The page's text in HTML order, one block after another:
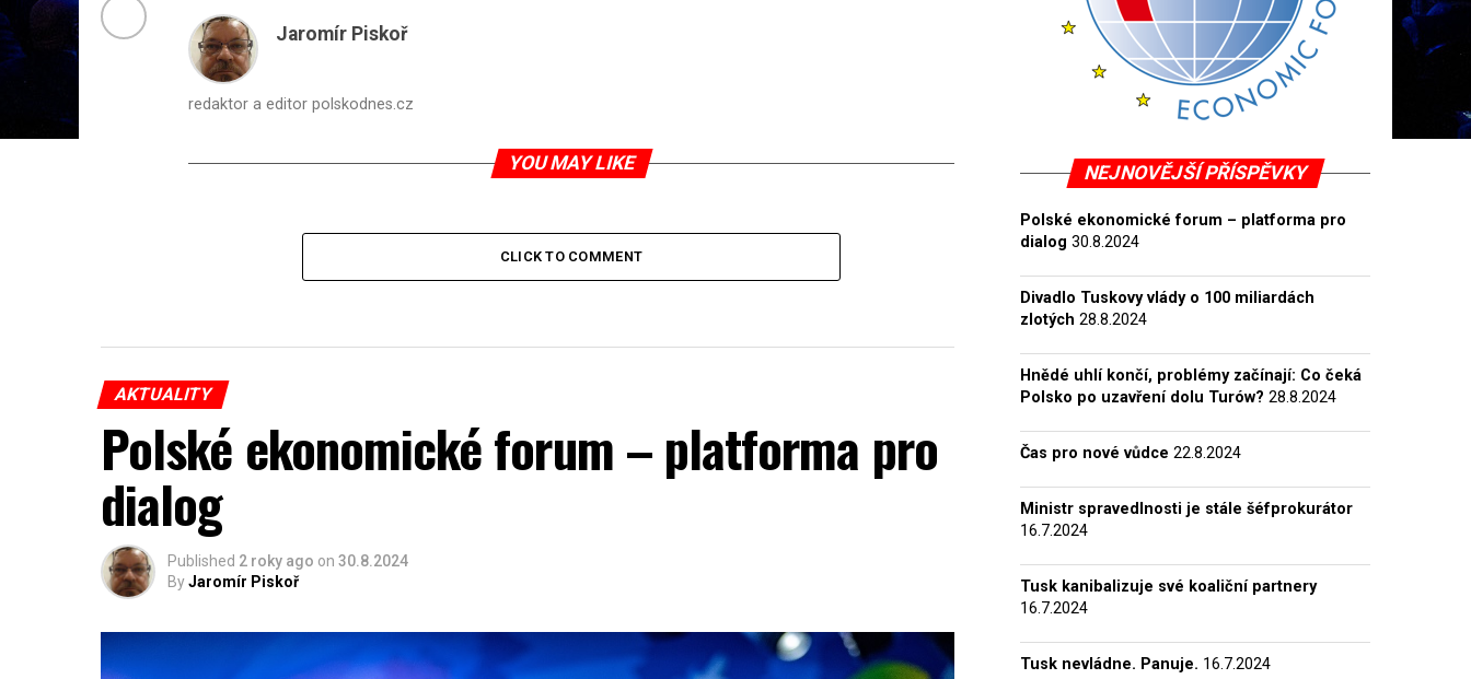
Jaromír Piskoř
redaktor a editor polskodnes.cz
YOU MAY LIKE
CLICK TO COMMENT
AKTUALITY
Polské ekonomické forum – platforma pro
dialog
Published 2 roky ago on 30.8.2024
ByJaromír Piskoř
NEJNOVĚJŠÍ PŘÍSPĚVKY
Polské ekonomické forum – platforma pro
dialog 30.8.2024
Divadlo Tuskovy vlády o 100 miliardách
zlotých 28.8.2024
Hnědé uhlí končí, problémy začínají: Co čeká
Polsko po uzavření dolu Turów? 28.8.2024
Čas pro nové vůdce 22.8.2024
Ministr spravedlnosti je stále šéfprokurátor
16.7.2024
Tusk kanibalizuje své koaliční partnery
16.7.2024
Tusk nevládne. Panuje. 16.7.2024